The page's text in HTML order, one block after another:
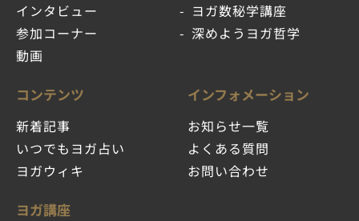
インタビュー
参加コーナー
動画
ヨガ数秘学講座
深めようヨガ哲学
コンテンツ
新着記事
いつでもヨガ占い
ヨガウィキ
ヨガ講座
インフォメーション
お知らせ一覧
よくある質問
お問い合わせ